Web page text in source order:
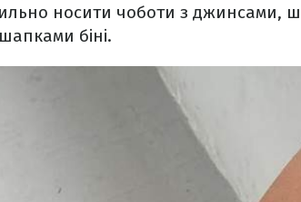
носити чоботи з джинсами,
біні.